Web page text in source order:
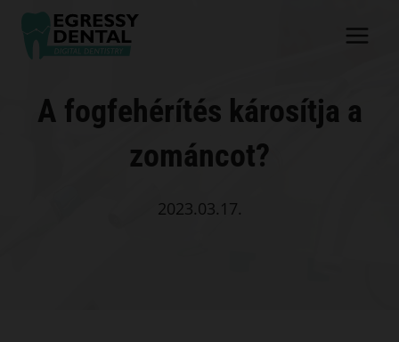
Skip
content
A fogfehérítés károsítja a
zománcot?
2023.03.17.